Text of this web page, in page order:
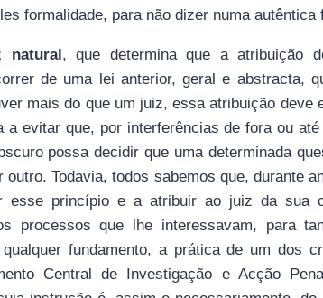
formalidade, para não dizer numa autêntica
natural, que determina que a atribuição
de uma lei anterior, geral e abstracta,
mais do que um juiz, essa atribuição deve
a evitar que, por interferências de fora ou
possa decidir que uma determinada
outro. Todavia, todos sabemos que, durante
esse princípio e a atribuir ao juiz da sua
processos que lhe interessavam, para
fundamento, a prática de um dos
Central de Investigação e Acção